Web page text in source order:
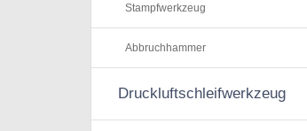
Stampfwerkzeug
Abbruchhammer
Druckluftschleifwerkzeug